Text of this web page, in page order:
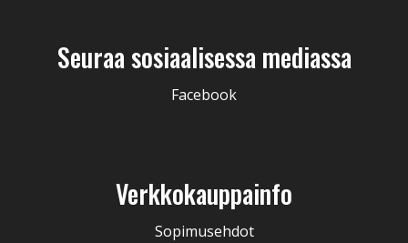
Seuraa sosiaalisessa mediassa
Facebook
Verkkokauppainfo
Sopimusehdot